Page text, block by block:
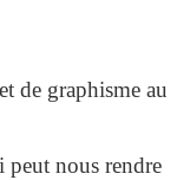
de graphisme au
peut nous rendre